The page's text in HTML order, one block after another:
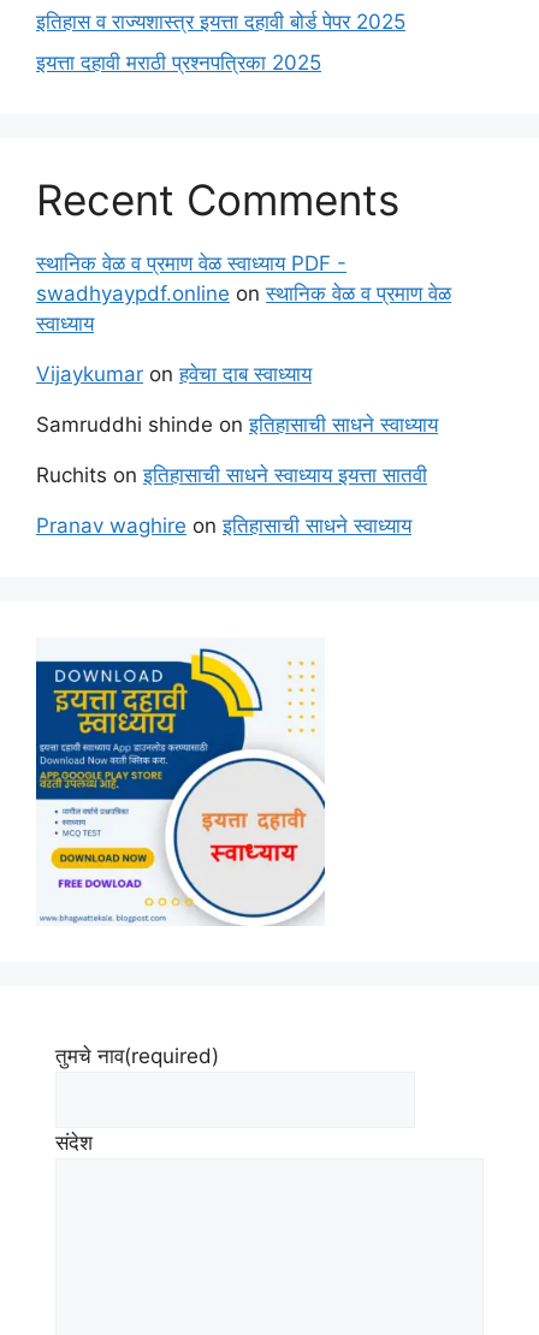
इतिहास व राज्यशास्त्र इयत्ता दहावी बोर्ड पेपर 2025
इयत्ता दहावी मराठी प्रश्नपत्रिका 2025
Recent Comments
स्थानिक वेळ व प्रमाण वेळ स्वाध्याय PDF -
swadhyaypdf.online onस्थानिक वेळ व प्रमाण वेळ
स्वाध्याय
Vijaykumar onहवेचा दाब स्वाध्याय
Samruddhi shinde onइतिहासाची साधने स्वाध्याय
Ruchits onइतिहासाची साधने स्वाध्याय इयत्ता सातवी
Pranav waghire onइतिहासाची साधने स्वाध्याय
तुमचे नाव(required)
संदेश